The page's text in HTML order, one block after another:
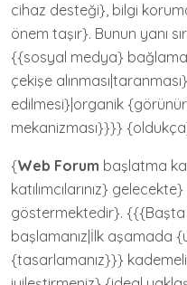
cihaz desteği}, bilgi
önem taşır}. Bunun yanı
{{sosyal medya}
çekişe
edilmesi}|organik
mekanizması}}}}
{Web Forum başlatma
katılımcılarınız}
göstermektedir}. {{{Başta
başlamanız|İlk aşamada
{tasarlamanız}}}